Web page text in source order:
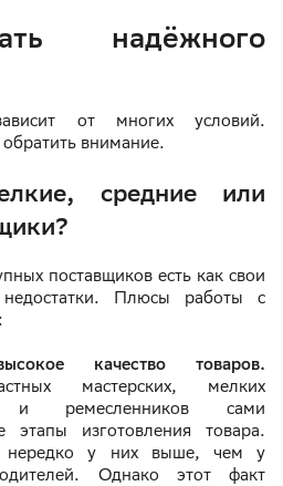
надёжного
от многих условий.
внимание.
средние или
поставщиков есть как свои
Плюсы работы с
качество товаров.
мастерских, мелких
и ремесленников сами
этапы изготовления товара.
нередко у них выше, чем у
Однако этот факт